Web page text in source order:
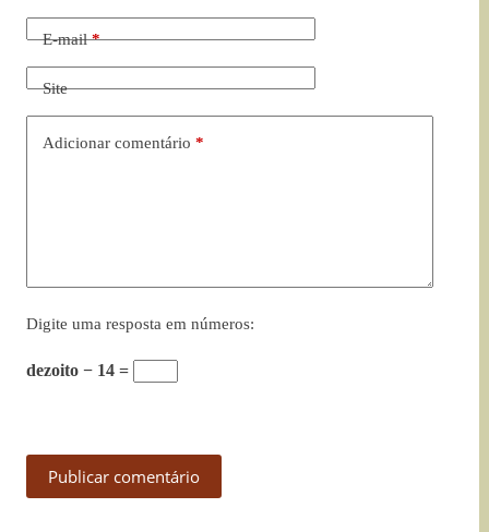
E-mail*
Site
Adicionar comentário *
Digite uma resposta em números:
dezoito − 14 =
Publicar comentário